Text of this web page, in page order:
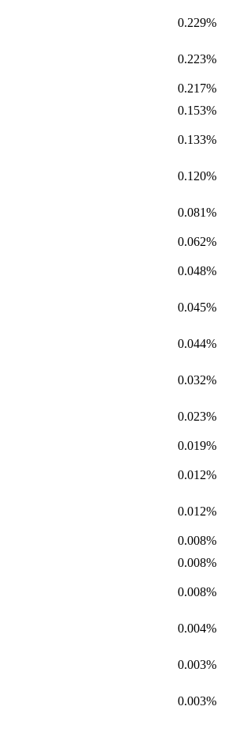
0.229%
0.223%
0.217%
0.153%
0.133%
0.120%
0.081%
0.062%
0.048%
0.045%
0.044%
0.032%
0.023%
0.019%
0.012%
0.012%
0.008%
0.008%
0.008%
0.004%
0.003%
0.003%